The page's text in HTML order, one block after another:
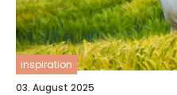
inspiration
03. August 2025